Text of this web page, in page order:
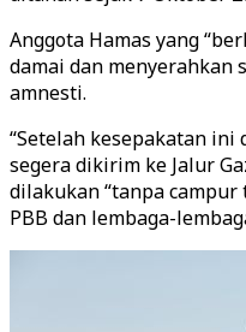
Anggota Hamas yang
damai dan menyerahkan
amnesti.
“Setelah kesepakatan
segera dikirim ke Jalur
dilakukan “tanpa
PBB dan lembaga-